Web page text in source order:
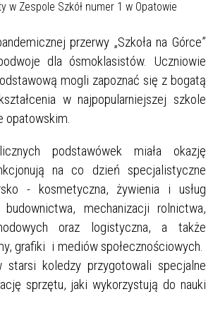
przerwy „Szkoła na Górce”
dla ósmoklasistów. Uczniowie
mogli zapoznać się z bogatą
w najpopularniejszej szkole
opatowskim.
podstawówek miała okazję
na co dzień specjalistyczne
- kosmetyczna, żywienia i usług
budownictwa, mechanizacji rolnictwa,
oraz logistyczna, a także
grafiki i mediów społecznościowych.
starsi koledzy przygotowali specjalne
sprzętu, jaki wykorzystują do nauki